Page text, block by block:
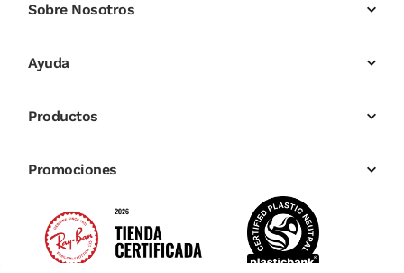
Sobre Nosotros
Ayuda
Productos
Promociones